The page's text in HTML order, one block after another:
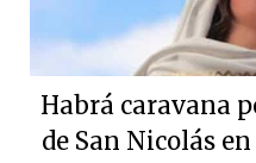
Habrá caravana
de San Nicolás